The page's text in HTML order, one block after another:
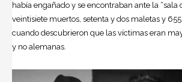
había engañado y se encontraban ante la “sala
veintisiete muertos, setenta y dos maletas y
cuando descubrieron que las víctimas eran
y no alemanas.